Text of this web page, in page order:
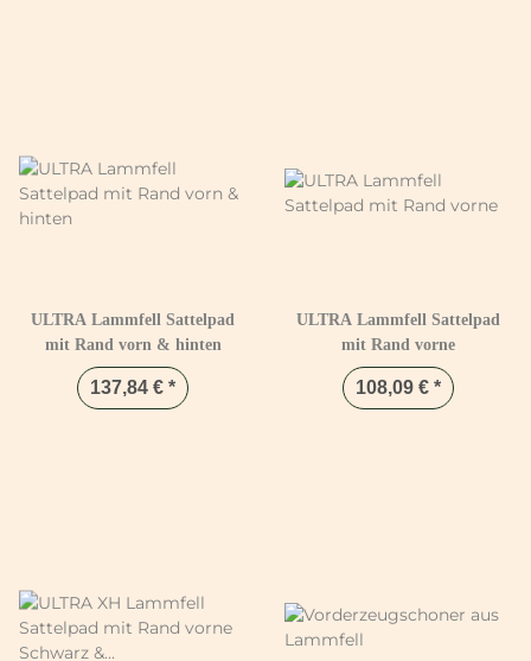
ULTRA Lammfell Sattelpad
mit Rand vorn & hinten
137,84 € *
ULTRA Lammfell Sattelpad
mit Rand vorne
108,09 € *